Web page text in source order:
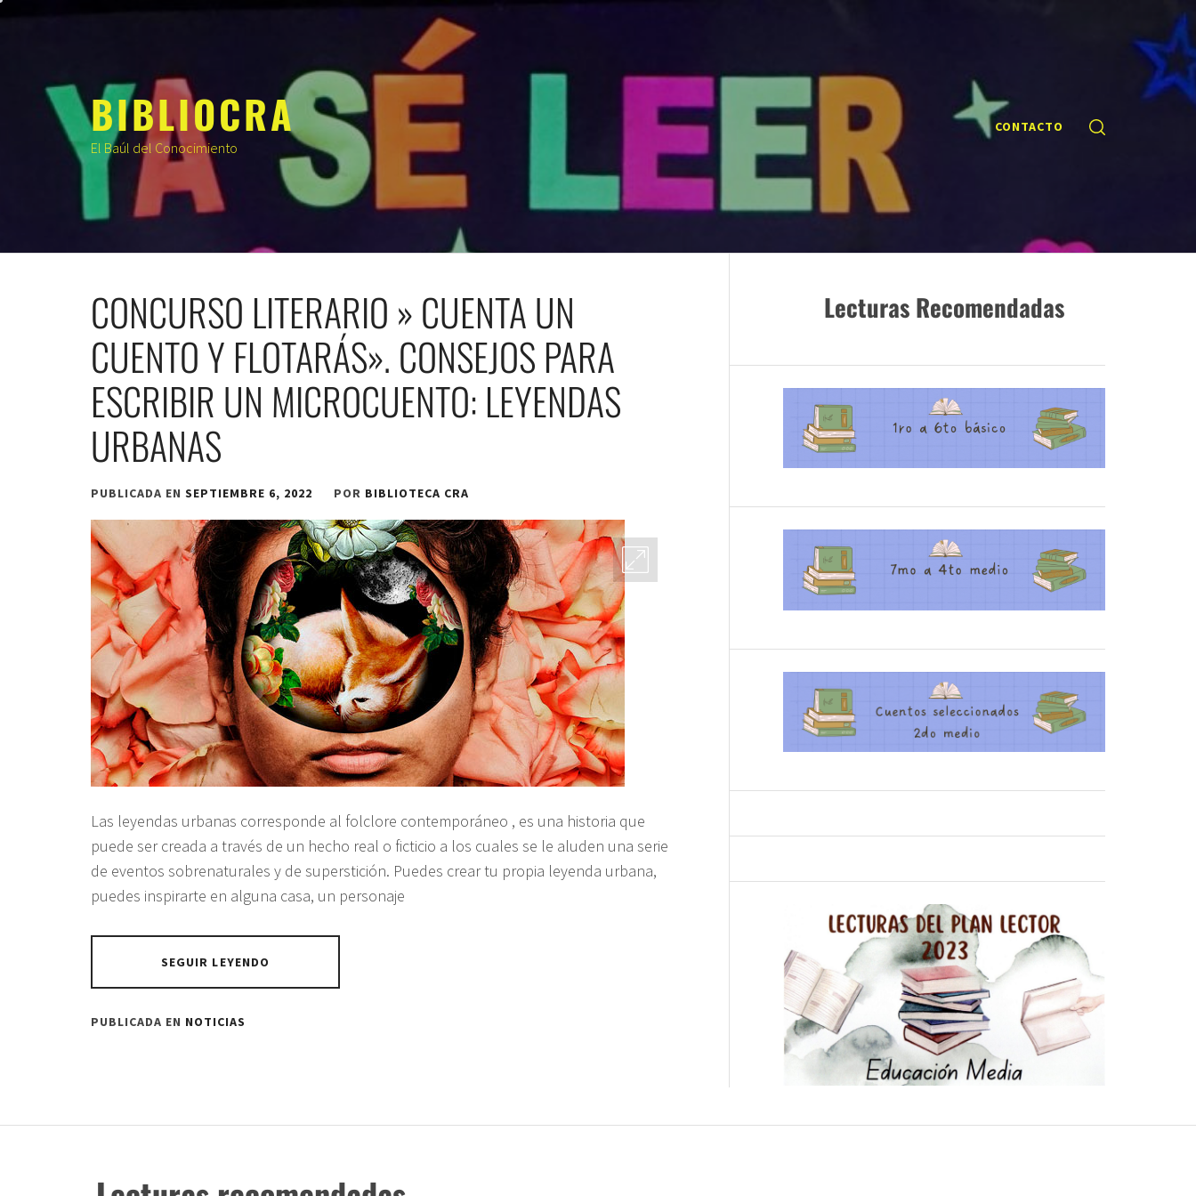
BIBLIOCRA
El Baúl del Conocimiento
CONTACTO
CONCURSO LITERARIO » CUENTA UN
CUENTO Y FLOTARÁS». CONSEJOS PARA
ESCRIBIR UN MICROCUENTO: LEYENDAS
URBANAS
PUBLICADA EN SEPTIEMBRE 6, 2022 POR BIBLIOTECA CRA
Las leyendas urbanas corresponde al folclore contemporáneo , es una historia que
puede ser creada a través de un hecho real o ficticio a los cuales se le aluden una serie
de eventos sobrenaturales y de superstición. Puedes crear tu propia leyenda urbana,
puedes inspirarte en alguna casa, un personaje
SEGUIR LEYENDO
PUBLICADA EN NOTICIAS
Lecturas Recomendadas